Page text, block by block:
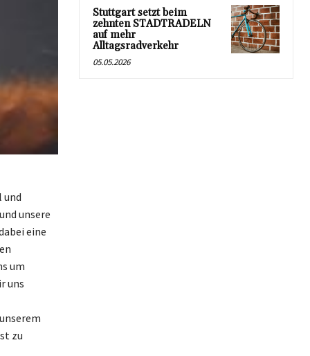
und
unsere
eine
um
uns
zu
Stuttgart setzt beim
zehnten STADTRADELN
auf mehr
Alltagsradverkehr
05.05.2026